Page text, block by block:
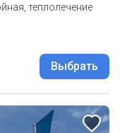
теплолечение
Выбрать